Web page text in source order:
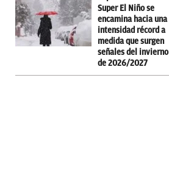
Super El Niño se
encamina hacia una
intensidad récord a
medida que surgen
señales del invierno
de 2026/2027